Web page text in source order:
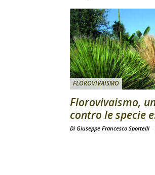
FLOROVIVAISMO
Florovivaismo,
contro le specie
Di Giuseppe Francesco Sportelli -